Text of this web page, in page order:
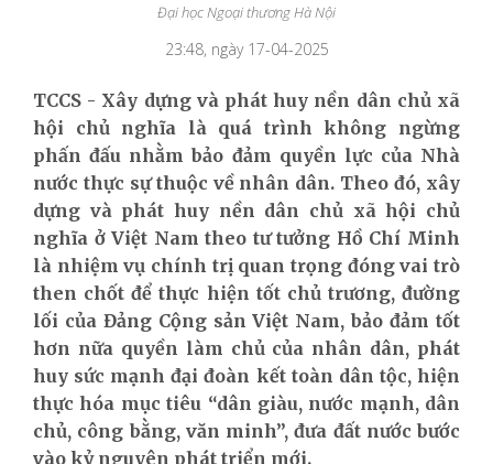
Đại học Ngoại thương Hà Nội
23:48, ngày 17-04-2025
TCCS - Xây dựng và phát huy nền dân chủ xã
hội chủ nghĩa là quá trình không ngừng
phấn đấu nhằm bảo đảm quyền lực của Nhà
nước thực sự thuộc về nhân dân. Theo đó, xây
dựng và phát huy nền dân chủ xã hội chủ
nghĩa ở Việt Nam theo tư tưởng Hồ Chí Minh
là nhiệm vụ chính trị quan trọng đóng vai trò
then chốt để thực hiện tốt chủ trương, đường
lối của Đảng Cộng sản Việt Nam, bảo đảm tốt
hơn nữa quyền làm chủ của nhân dân, phát
huy sức mạnh đại đoàn kết toàn dân tộc, hiện
thực hóa mục tiêu “dân giàu, nước mạnh, dân
chủ, công bằng, văn minh”, đưa đất nước bước
vào kỷ nguyên phát triển mới.